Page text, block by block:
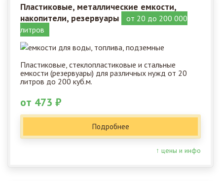
Пластиковые, металлические емкости,
накопители, резервуары
от 20 до 200 000
литров
Пластиковые, стеклопластиковые и стальные
емкости (резервуары) для различных нужд от 20
литров до 200 куб.м.
от 473 ₽
Подробнее
↑ цены и инфо